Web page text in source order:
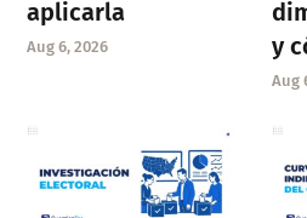
aplicarla
Aug 6, 2026
y
Aug